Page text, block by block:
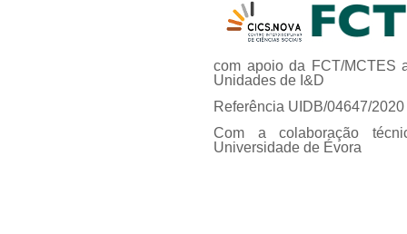
com apoio da FCT/MCTES
Unidades de I&D
Referência UIDB/04647/2020
Com a colaboração
Universidade de Évora